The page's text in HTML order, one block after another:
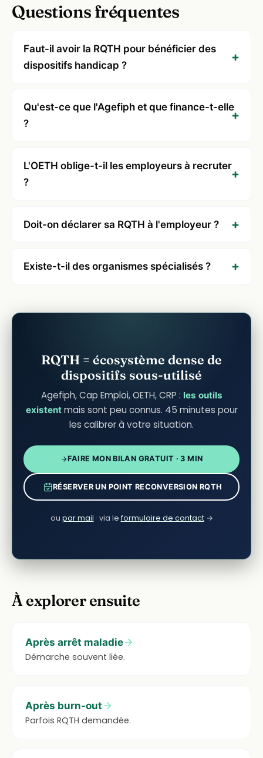
Questions fréquentes
Faut-il avoir la RQTH pour bénéficier des
dispositifs handicap ?
Qu'est-ce que l'Agefiph et que finance-t-elle
?
L'OETH oblige-t-il les employeurs à recruter
?
Doit-on déclarer sa RQTH à l'employeur ?
Existe-t-il des organismes spécialisés ?
RQTH = écosystème dense de
dispositifs sous-utilisé
Agefiph, Cap Emploi, OETH, CRP : les outils
existentmais sont peu connus. 45 minutes pour
les calibrer à votre situation.
FAIRE MON BILAN GRATUIT · 3 MIN
RÉSERVER UN POINT RECONVERSION RQTH
ou par mail · via le formulaire de contact→
À explorer ensuite
Après arrêt maladie
Démarche souvent liée.
Après burn-out
Parfois RQTH demandée.